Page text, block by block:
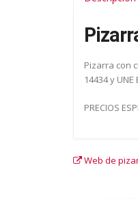
Pizarra con
14434 y
PRECIOS
Web de